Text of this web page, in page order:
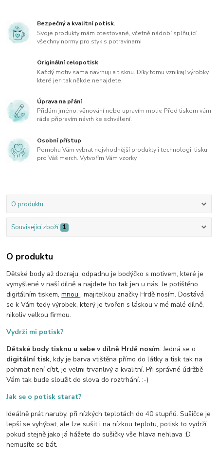
Bezpečný a kvalitní potisk.
Svoje produkty mám otestované, včetně nádobí splňující
všechny normy pro styk s potravinami
Originální celopotisk
Každý motiv sama navrhuji a tisknu. Díky tomu vznikají výrobky,
které jen tak někde nenajdete.
Úprava na přání
Přidám jméno, věnování nebo upravím motiv. Před tiskem vám
ráda připravím návrh ke schválení.
Osobní přístup
Pomohu Vám vybrat nejvhodnější produkty i technologii tisku
pro Váš merch. Vytvořím Vám vzorky.
O produktu
Související zboží 1
O produktu
Dětské body až dozraju, odpadnu je bodýčko s motivem, které je
vymyšlené v naší dílně a najdete ho tak jen u nás. Je potištěno
digitálním tiskem,mnou, majitelkou značky Hrdě nosím. Dostává
se k Vám tedy výrobek, který je tvořen s láskou v mé malé dílně,
nikoliv velkou firmou.
Vydrží mi potisk?
Dětské body tisknu u sebe v dílně Hrdě nosím. Jedná se o
digitální tisk, kdy je barva vtištěna přímo do látky a tisk tak na
pohmat není cítit, je velmi trvanlivý a kvalitní. Při správné údržbě
Vám tak bude sloužit do slova do roztrhání. :-)
Jak se o potisk starat?
Ideálně prát naruby, při nízkých teplotách do 40 stupňů. Sušičce je
lepší se vyhýbat, ale lze sušit i na nízkou teplotu, potisk to vydrží,
pokud stejně jako já hážete do sušičky vše hlava nehlava :D,
nemusíte se bát.